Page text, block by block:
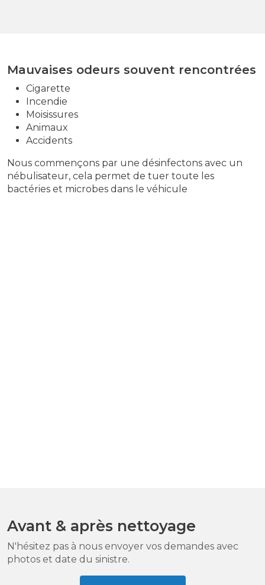
Mauvaises odeurs souvent rencontrées
Cigarette
Incendie
Moisissures
Animaux
Accidents
Nous commençons par une désinfectons avec un
nébulisateur, cela permet de tuer toute les
bactéries et microbes dans le véhicule
Avant & après nettoyage
N'hésitez pas à nous envoyer vos demandes avec
photos et date du sinistre.